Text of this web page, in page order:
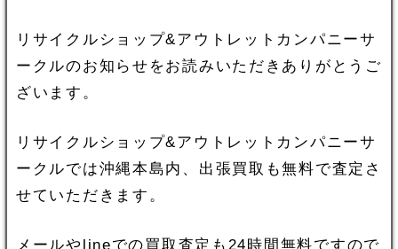
リサイクルショップ&アウトレットカンパニーサ
ークルのお知らせをお読みいただきありがとうご
ざいます。
リサイクルショップ&アウトレットカンパニーサ
ークルでは沖縄本島内、出張買取も無料で査定さ
せていただきます。
メールやlineでの買取査定も24時間無料ですので